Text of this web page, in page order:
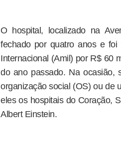
O hospital, localizado na
fechado por quatro anos e foi
Internacional (Amil) por R$ 60
do ano passado. Na ocasião,
organização social (OS) ou de
eles os hospitais do Coração,
Albert Einstein.